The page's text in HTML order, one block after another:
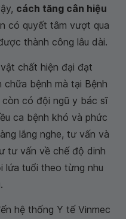
cách tăng cân hiệu
có quyết tâm vượt qua
thành công lâu dài.
chất hiện đại đạt
chữa bệnh mà tại Bệnh
có đội ngũ y bác sĩ
ca bệnh khó và phức
lắng nghe, tư vấn và
tư vấn về chế độ dinh
lứa tuổi theo từng nhu
hệ thống Y tế Vinmec